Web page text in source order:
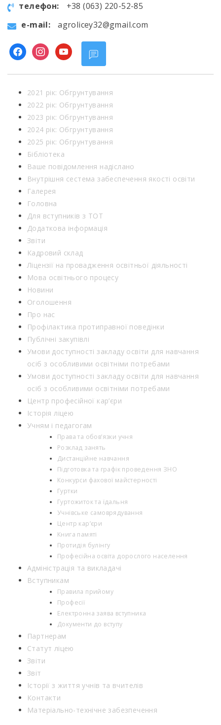
телефон:
+38 (063) 220-52-85
e-mail:
agrolicey32@gmail.com
facebookinstagram
youtube
2021 рік: Обгрунтування
2022 рік: Обгрунтування
2023 рік: Обгрунтування
2024 рік: Обгрунтування
2025 рік: Обгрунтування
Бібліотека
Ваше повідомлення надіслано
Внутрішня сестема забеспечення якості освіти
Галерея
Головна
Для вступників з ТОТ
Додаткова інформація
Звіти
Кадровий склад
Ліцензії на провадження освітньої діяльності
Мова освітнього процесу
Новини
Оголошення
Про нас
Профілактика протиправної поведінки
Публічні закупівлі
Умови доступності закладу освіти для навчання
осіб з особливими освітніми потребами
Умови доступності закладу освіти для навчання
осіб з особливими освітніми потребами
Центр професійної кар’єри
Історія ліцею
Учням і педагогам
Права та обов’язки учня
Розклад занять
Дистанційне навчання
Підготовка та графік проведення ЗНО
Конкурси фахової майстерності
Гуртки
Гуртожиток та їдальня
Учнівське самоврядування
Центр кар’єри
Книга памяті
Протидія булінгу
Професійна освіта дорослого населення
Адміністрація та викладачі
Вступникам
Правила прийому
Професії
Електронна заява вступника
Документи до вступу
Партнерам
Статут ліцею
Звіти
Звіт
Історії з життя учнів та вчителів
Контакти
Матеріально-технічне забезпечення